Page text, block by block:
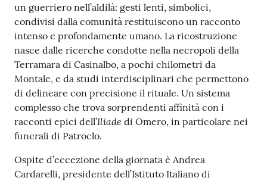
un guerriero nell’aldilà: gesti lenti, simbolici,
condivisi dalla comunità restituiscono un racconto
intenso e profondamente umano. La ricostruzione
nasce dalle ricerche condotte nella necropoli della
Terramara di Casinalbo, a pochi chilometri da
Montale, e da studi interdisciplinari che permettono
di delineare con precisione il rituale. Un sistema
complesso che trova sorprendenti affinità con i
racconti epici dell’Iliade di Omero, in particolare nei
funerali di Patroclo.
Ospite d’eccezione della giornata è Andrea
Cardarelli, presidente dell’Istituto Italiano di